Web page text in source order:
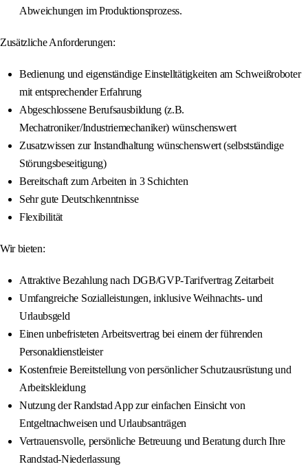
Abweichungen im Produktionsprozess.
Zusätzliche Anforderungen:
Bedienung und eigenständige Einstelltätigkeiten am Schweißroboter
mit entsprechender Erfahrung
Abgeschlossene Berufsausbildung (z.B.
Mechatroniker/Industriemechaniker) wünschenswert
Zusatzwissen zur Instandhaltung wünschenswert (selbstständige
Störungsbeseitigung)
Bereitschaft zum Arbeiten in 3 Schichten
Sehr gute Deutschkenntnisse
Flexibilität
Wir bieten:
Attraktive Bezahlung nach DGB/GVP-Tarifvertrag Zeitarbeit
Umfangreiche Sozialleistungen, inklusive Weihnachts- und
Urlaubsgeld
Einen unbefristeten Arbeitsvertrag bei einem der führenden
Personaldienstleister
Kostenfreie Bereitstellung von persönlicher Schutzausrüstung und
Arbeitskleidung
Nutzung der Randstad App zur einfachen Einsicht von
Entgeltnachweisen und Urlaubsanträgen
Vertrauensvolle, persönliche Betreuung und Beratung durch Ihre
Randstad-Niederlassung